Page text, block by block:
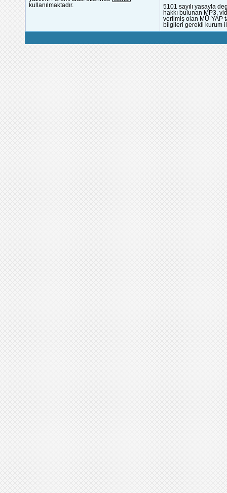
kullanılmaktadır.
5101 sayılı yasayla
hakkı bulunan MP3,
verilmiş olan MÜ-YAP
bilgileri gerekli kurum